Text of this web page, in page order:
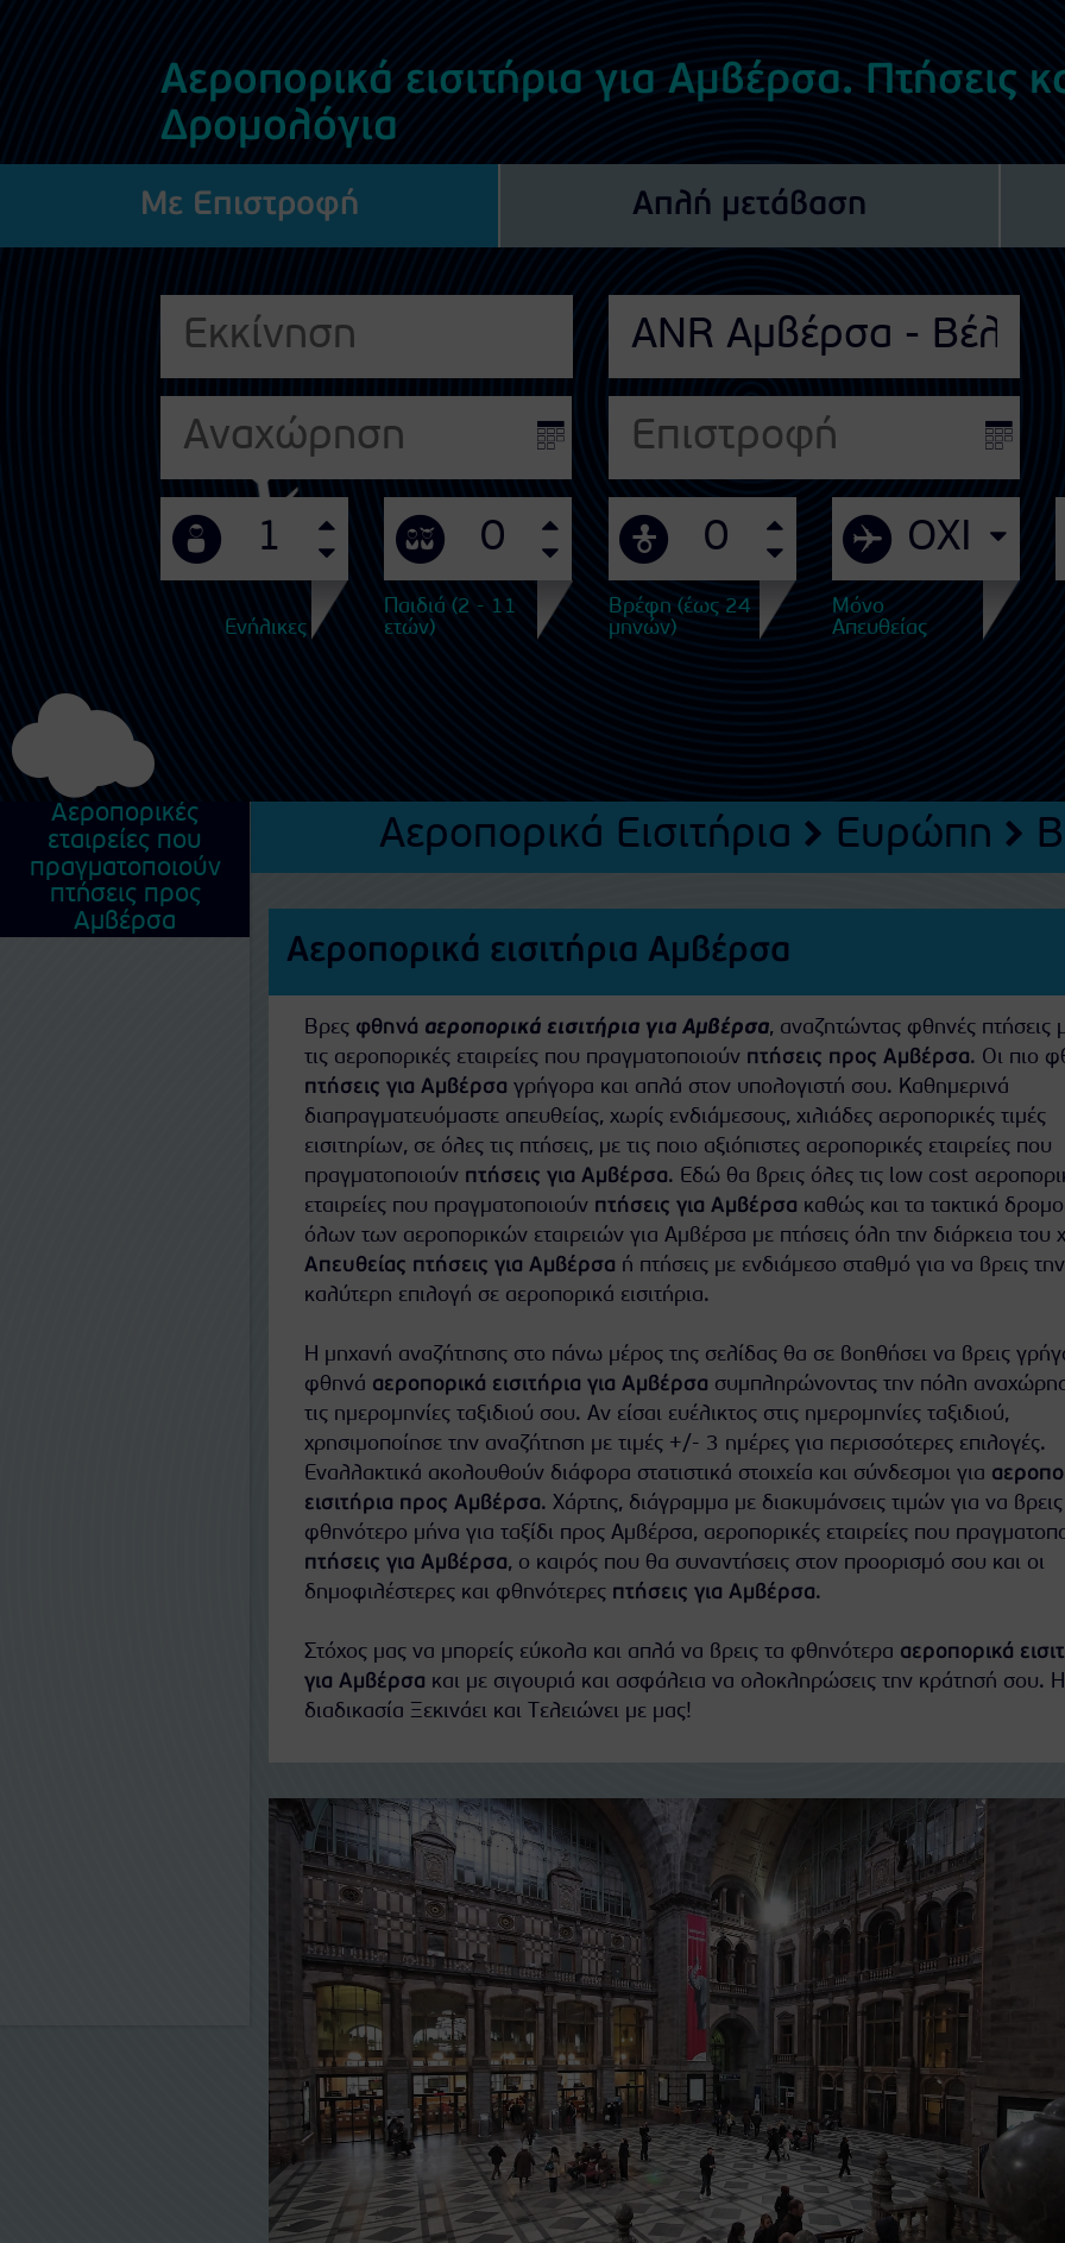
Αεροπορικά εισιτήρια για Αμβέρσα. Πτήσεις
Δρομολόγια
Με Επιστροφή Απλή μετάβαση
Ενήλικες
Παιδιά (2 - 11
ετών)
Βρέφη (έως 24
μηνών)
Μόνο
Απευθείας
Αεροπορικές
εταιρείες που
πραγματοποιούν
πτήσεις προς
Αμβέρσα
Αεροπορικά Εισιτήρια Ευρώπη
Αεροπορικά εισιτήρια Αμβέρσα
Βρες φθηνά αεροπορικά εισιτήρια για Αμβέρσα, αναζητώντας φθηνές πτήσεις
τις αεροπορικές εταιρείες που πραγματοποιούν πτήσεις προς Αμβέρσα. Οι πιο
πτήσεις για Αμβέρσα γρήγορα και απλά στον υπολογιστή σου. Καθημερινά
διαπραγματευόμαστε απευθείας, χωρίς ενδιάμεσους, χιλιάδες αεροπορικές τιμές
εισιτηρίων, σε όλες τις πτήσεις, με τις ποιο αξιόπιστες αεροπορικές εταιρείες που
πραγματοποιούν πτήσεις για Αμβέρσα. Εδώ θα βρεις όλες τις low cost
εταιρείες που πραγματοποιούν πτήσεις για Αμβέρσα καθώς και τα τακτικά
όλων των αεροπορικών εταιρειών για Αμβέρσα με πτήσεις όλη την διάρκεια του
Απευθείας πτήσεις για Αμβέρσα ή πτήσεις με ενδιάμεσο σταθμό για να βρεις την
καλύτερη επιλογή σε αεροπορικά εισιτήρια.
Η μηχανή αναζήτησης στο πάνω μέρος της σελίδας θα σε βοηθήσει να βρεις
φθηνά αεροπορικά εισιτήρια για Αμβέρσα συμπληρώνοντας την πόλη
τις ημερομηνίες ταξιδιού σου. Αν είσαι ευέλικτος στις ημερομηνίες ταξιδιού,
χρησιμοποίησε την αναζήτηση με τιμές +/- 3 ημέρες για περισσότερες επιλογές.
Εναλλακτικά ακολουθούν διάφορα στατιστικά στοιχεία και σύνδεσμοι για
εισιτήρια προς Αμβέρσα. Χάρτης, διάγραμμα με διακυμάνσεις τιμών για να
φθηνότερο μήνα για ταξίδι προς Αμβέρσα, αεροπορικές εταιρείες που
πτήσεις για Αμβέρσα, ο καιρός που θα συναντήσεις στον προορισμό σου και οι
δημοφιλέστερες και φθηνότερες πτήσεις για Αμβέρσα.
Στόχος μας να μπορείς εύκολα και απλά να βρεις τα φθηνότερα αεροπορικά
για Αμβέρσα και με σιγουριά και ασφάλεια να ολοκληρώσεις την κράτησή σου. Η
διαδικασία Ξεκινάει και Τελειώνει με μας!